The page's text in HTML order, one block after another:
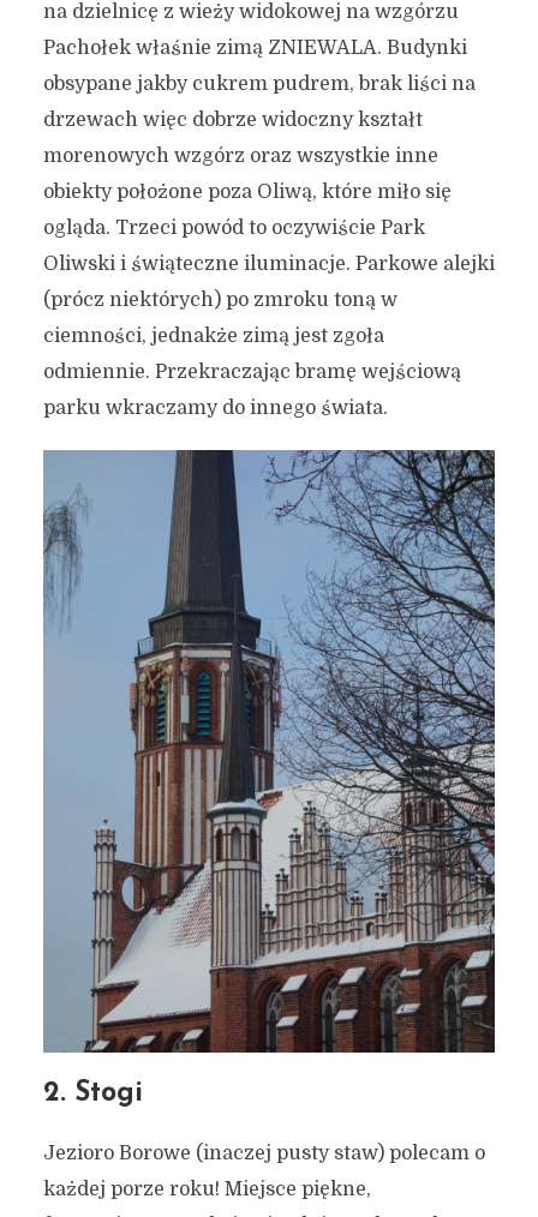
na dzielnicę z wieży widokowej na wzgórzu
Pachołek właśnie zimą ZNIEWALA. Budynki
obsypane jakby cukrem pudrem, brak liści na
drzewach więc dobrze widoczny kształt
morenowych wzgórz oraz wszystkie inne
obiekty położone poza Oliwą, które miło się
ogląda. Trzeci powód to oczywiście Park
Oliwski i świąteczne iluminacje. Parkowe alejki
(prócz niektórych) po zmroku toną w
ciemności, jednakże zimą jest zgoła
odmiennie. Przekraczając bramę wejściową
parku wkraczamy do innego świata.
2. Stogi
Jezioro Borowe (inaczej pusty staw) polecam o
każdej porze roku! Miejsce piękne,